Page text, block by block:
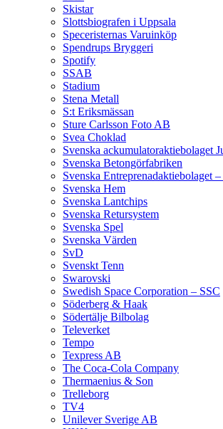
Skistar
Slottsbiografen i Uppsala
Speceristernas Varuinköp
Spendrups Bryggeri
Spotify
SSAB
Stadium
Stena Metall
S:t Eriksmässan
Sture Carlsson Foto AB
Svea Choklad
Svenska ackumulatoraktiebolaget
Svenska Betongörfabriken
Svenska Entreprenadaktiebolaget
Svenska Hem
Svenska Lantchips
Svenska Retursystem
Svenska Spel
Svenska Värden
SvD
Svenskt Tenn
Swarovski
Swedish Space Corporation – SSC
Söderberg & Haak
Södertälje Bilbolag
Televerket
Tempo
Texpress AB
The Coca-Cola Company
Thermaenius & Son
Trelleborg
TV4
Unilever Sverige AB